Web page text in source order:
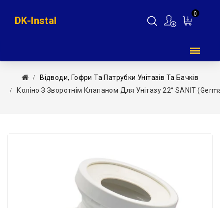
0
DK-Instal
Відводи, Гофри Та Патрубки Унітазів Та Бачків
Коліно З Зворотнім Клапаном Для Унітазу 22° SANIT